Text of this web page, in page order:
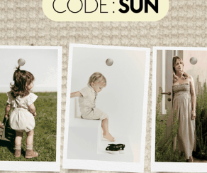
Produits connexes